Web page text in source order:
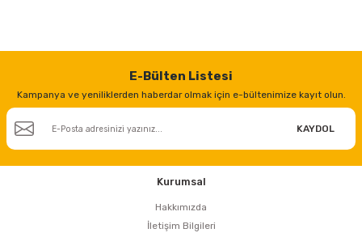
E-Bülten Listesi
Kampanya ve yeniliklerden haberdar olmak için e-bültenimize kayıt olun.
KAYDOL
Kurumsal
Hakkımızda
İletişim Bilgileri